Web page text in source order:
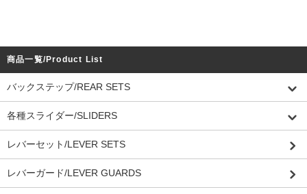
商品一覧/Product List
バックステップ/REAR SETS
各種スライダー/SLIDERS
レバーセット/LEVER SETS
レバーガード/LEVER GUARDS